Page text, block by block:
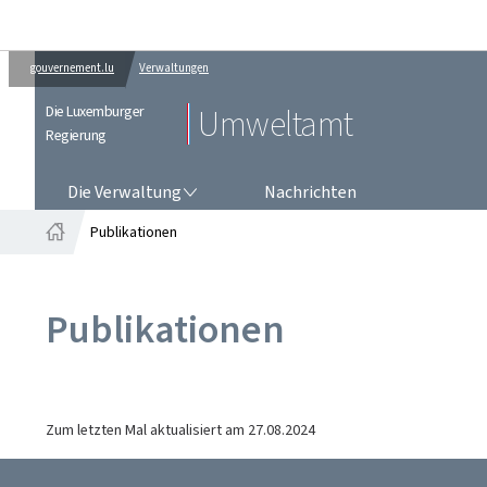
gouvernement.lu Verwaltungen
Die Luxemburger
Regierung
Umweltamt
Die Verwaltung
Nachrichten
Publikationen
Publikationen
Zum letzten Mal aktualisiert am 27.08.2024